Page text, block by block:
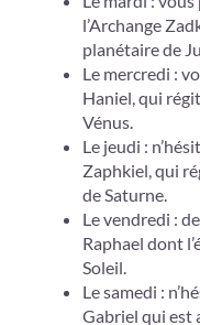
l’Archange
planétaire de
Le mercredi :
Haniel, qui
Vénus.
Le jeudi :
Zaphkiel, qui
de Saturne.
Le vendredi :
Raphael dont
Soleil.
Le samedi :
Gabriel qui est